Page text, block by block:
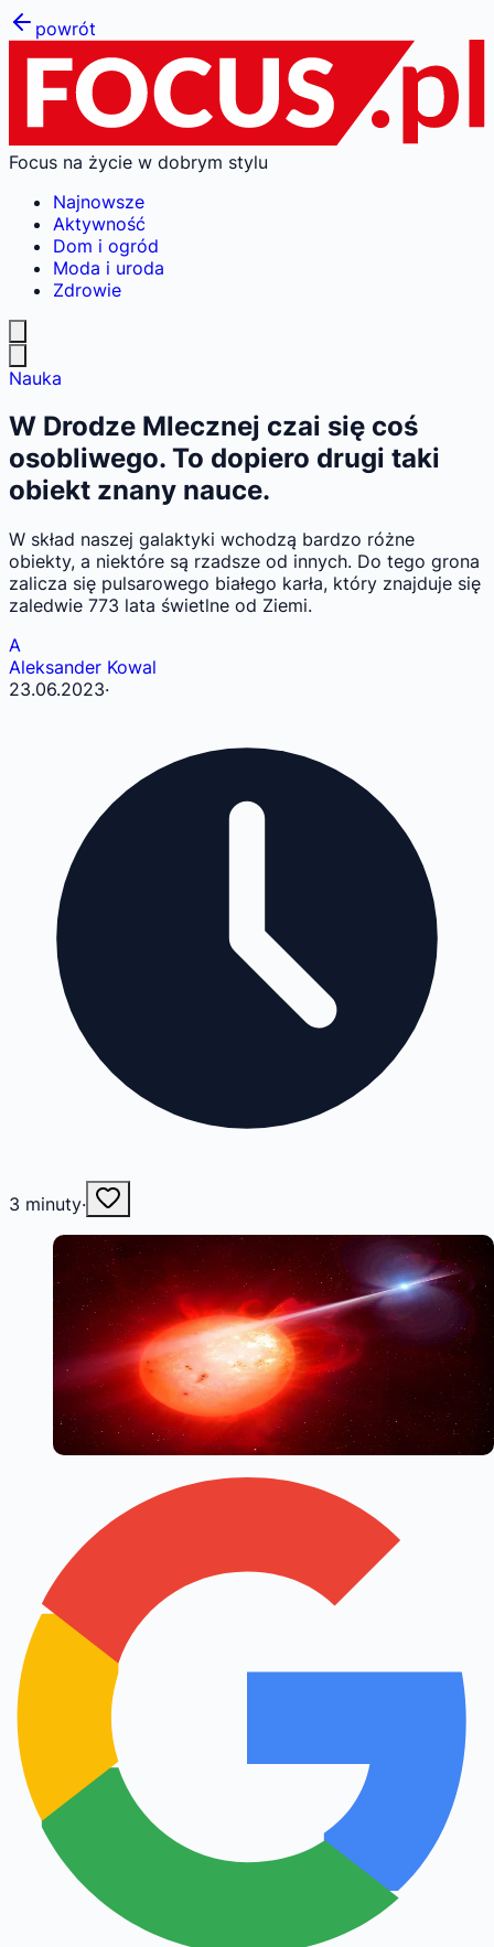
powrót
Focus na życie w dobrym stylu
Najnowsze
Aktywność
Dom i ogród
Moda i uroda
Zdrowie
Nauka
W Drodze Mlecznej czai się coś
osobliwego. To dopiero drugi taki
obiekt znany nauce.
W skład naszej galaktyki wchodzą bardzo różne
obiekty, a niektóre są rzadsze od innych. Do tego grona
zalicza się pulsarowego białego karła, który znajduje się
zaledwie 773 lata świetlne od Ziemi.
A
Aleksander Kowal
23.06.2023·
3 minuty·